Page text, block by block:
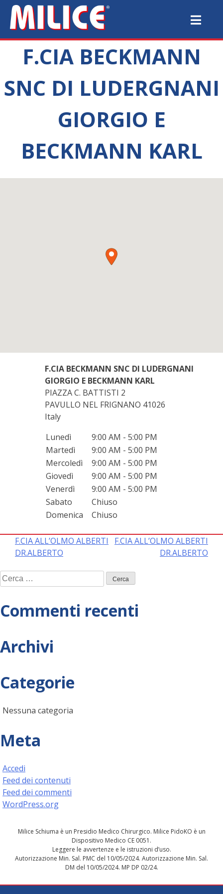
F.CIA BECKMANN
SNC DI LUDERGNANI
GIORGIO E
BECKMANN KARL
F.CIA BECKMANN SNC DI LUDERGNANI
GIORGIO E BECKMANN KARL
PIAZZA C. BATTISTI 2
PAVULLO NEL FRIGNANO 41026
Italy
Lunedì
9:00 AM - 5:00 PM
Martedì
9:00 AM - 5:00 PM
Mercoledì
9:00 AM - 5:00 PM
Giovedì
9:00 AM - 5:00 PM
Venerdì
9:00 AM - 5:00 PM
Sabato
Chiuso
Domenica
Chiuso
Navigazione
articoli
F.CIA ALL’OLMO ALBERTI
DR.ALBERTO
F.CIA ALL’OLMO ALBERTI
DR.ALBERTO
Ricerca
per:
Commenti recenti
Archivi
Categorie
Nessuna categoria
Meta
Accedi
Feed dei contenuti
Feed dei commenti
WordPress.org
Milice Schiuma è un Presidio Medico Chirurgico. Milice PidoKO è un
Dispositivo Medico CE 0051.
Leggere le avvertenze e le istruzioni d’uso.
Autorizzazione Min. Sal. PMC del 10/05/2024. Autorizzazione Min. Sal.
DM del 10/05/2024. MP DP 02/24.